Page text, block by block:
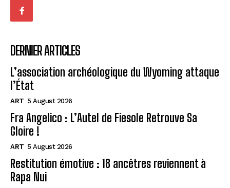
DERNIER ARTICLES
L’association archéologique du Wyoming attaque
l’État
ART 5 August 2026
Fra Angelico : L’Autel de Fiesole Retrouve Sa
Gloire !
ART 5 August 2026
Restitution émotive : 18 ancêtres reviennent à
Rapa Nui